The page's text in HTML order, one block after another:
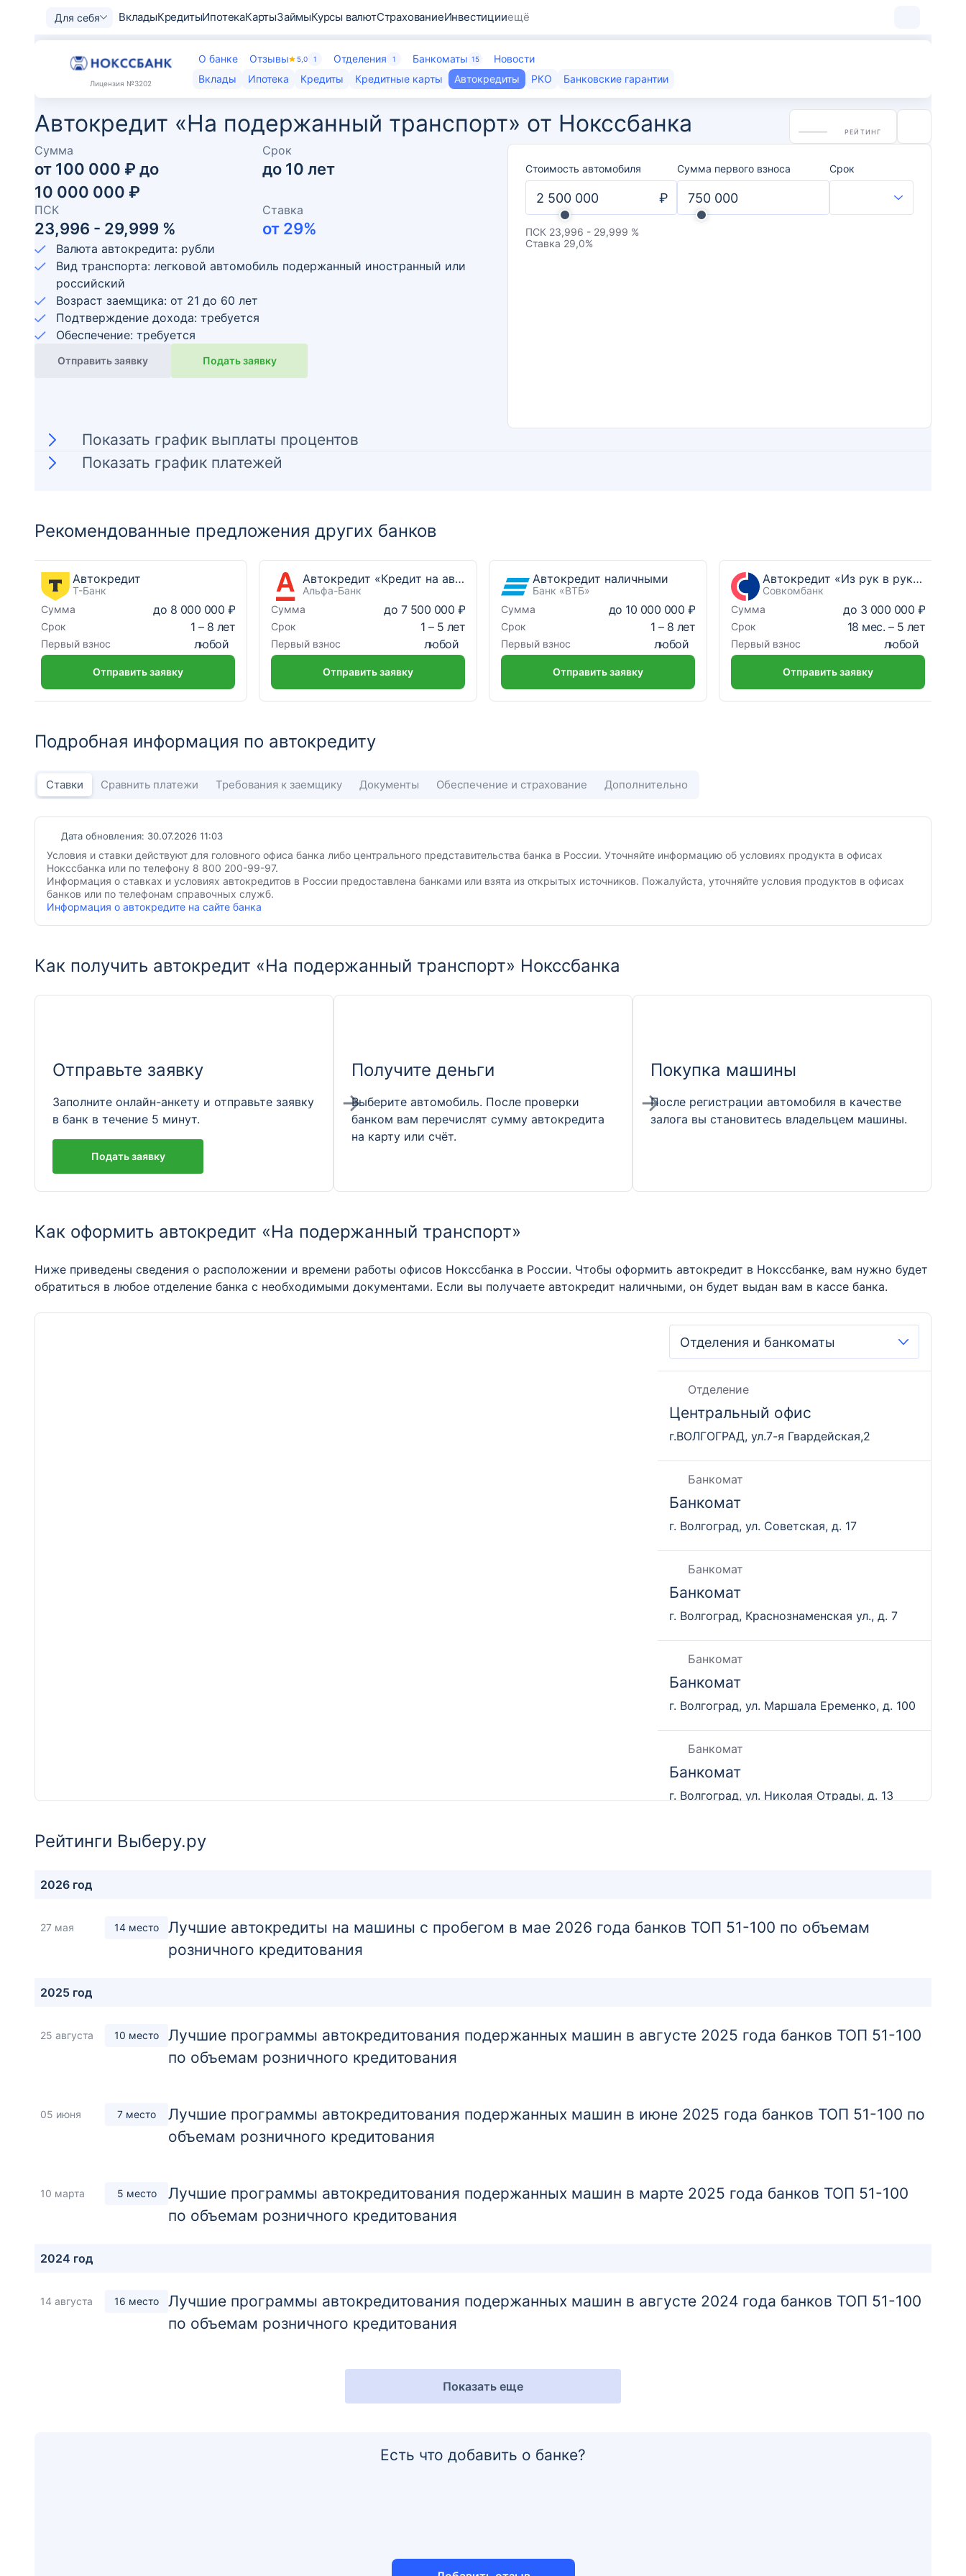
Для себя ВкладыКредитыИпотекаКартыЗаймыКурсы валютСтрахованиеИнвестицииещё
Лицензия №3202
О банке Отзывы 5,0 1 Отделения 1 Банкоматы 15
Новости
Вклады
Ипотека Кредиты Кредитные карты Автокредиты РКО Банковские гарантии
Автокредит «На подержанный транспорт» от Нокссбанка РЕЙТИНГ
Сумма
от 100 000 ₽ до
10 000 000 ₽
Срок
до 10 лет
ПСК
23,996 - 29,999 %
Ставка
от 29%
Валюта автокредита: рубли
Вид транспорта: легковой автомобиль подержанный иностранный или
российский
Возраст заемщика: от 21 до 60 лет
Подтверждение дохода: требуется
Обеспечение: требуется
Отправить заявку Подать заявку
Стоимость автомобиля
₽
Сумма первого взноса Срок
ПСК 23,996 - 29,999 %
Ставка 29,0%
Показать график выплаты процентов
Показать график платежей
Рекомендованные предложения других банков
Автокредит
Т-Банк
Сумма
до 8 000 000 ₽
Срок 1 – 8 лет
Первый взнос любой
Отправить заявку
Автокредит «Кредит на автомобиль»
Альфа-Банк
Сумма
до 7 500 000 ₽
Срок 1 – 5 лет
Первый взнос любой
Отправить заявку
Автокредит наличными
Банк «ВТБ»
Сумма
до 10 000 000 ₽
Срок 1 – 8 лет
Первый взнос любой
Отправить заявку
Автокредит «Из рук в руки Выгодный»
Совкомбанк
Сумма
до 3 000 000 ₽
Срок 18 мес. – 5 лет
Первый взнос любой
Отправить заявку
Подробная информация по автокредиту
Ставки Сравнить платежи Требования к заемщику Документы Обеспечение и страхование Дополнительно
Дата обновления: 30.07.2026 11:03
Условия и ставки действуют для головного офиса банка либо центрального представительства банка в России. Уточняйте информацию об условиях продукта в офисах
Нокссбанка или по телефону 8 800 200-99-97.
Информация о ставках и условиях автокредитов в России предоставлена банками или взята из открытых источников. Пожалуйста, уточняйте условия продуктов в офисах
банков или по телефонам справочных служб.
Информация о автокредите на сайте банка
Как получить автокредит «На подержанный транспорт» Нокссбанка
Отправьте заявку
Заполните онлайн-анкету и отправьте заявку
в банк в течение 5 минут.
Подать заявку
Получите деньги
Выберите автомобиль. После проверки
банком вам перечислят сумму автокредита
на карту или счёт.
Покупка машины
После регистрации автомобиля в качестве
залога вы становитесь владельцем машины.
Как оформить автокредит «На подержанный транспорт»
Ниже приведены сведения о расположении и времени работы офисов Нокссбанка в России. Чтобы оформить автокредит в Нокссбанке, вам нужно будет
обратиться в любое отделение банка с необходимыми документами. Если вы получаете автокредит наличными, он будет выдан вам в кассе банка.
Отделение
Центральный офис
г.ВОЛГОГРАД, ул.7-я Гвардейская,2
Банкомат
Банкомат
г. Волгоград, ул. Советская, д. 17
Банкомат
Банкомат
г. Волгоград, Краснознаменская ул., д. 7
Банкомат
Банкомат
г. Волгоград, ул. Маршала Еременко, д. 100
Банкомат
Банкомат
г. Волгоград, ул. Николая Отрады, д. 13
Банкомат
Банкомат
Рейтинги Выберу.ру
2026 год
27 мая 14 место
Лучшие автокредиты на машины с пробегом в мае 2026 года банков ТОП 51-100 по объемам
розничного кредитования
2025 год
25 августа 10 место
Лучшие программы автокредитования подержанных машин в августе 2025 года банков ТОП 51-100
по объемам розничного кредитования
05 июня 7 место
Лучшие программы автокредитования подержанных машин в июне 2025 года банков ТОП 51-100 по
объемам розничного кредитования
10 марта 5 место
Лучшие программы автокредитования подержанных машин в марте 2025 года банков ТОП 51-100
по объемам розничного кредитования
2024 год
14 августа 16 место
Лучшие программы автокредитования подержанных машин в августе 2024 года банков ТОП 51-100
по объемам розничного кредитования
Показать еще
Есть что добавить о банке?